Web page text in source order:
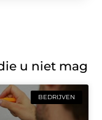
u niet mag
BEDRIJVEN